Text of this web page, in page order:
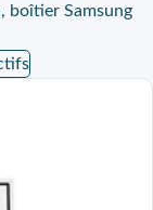
boîtier Samsung